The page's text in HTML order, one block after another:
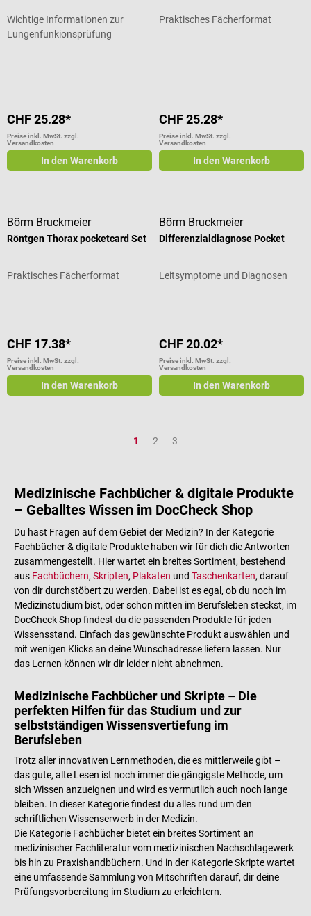
Wichtige Informationen zur
Lungenfunkionsprüfung
CHF 25.28*
Preise inkl. MwSt. zzgl.
Versandkosten
In den Warenkorb
Praktisches Fächerformat
CHF 25.28*
Preise inkl. MwSt. zzgl.
Versandkosten
In den Warenkorb
Börm Bruckmeier
Röntgen Thorax pocketcard Set
Praktisches Fächerformat
CHF 17.38*
Preise inkl. MwSt. zzgl.
Versandkosten
In den Warenkorb
Börm Bruckmeier
Differenzialdiagnose Pocket
Leitsymptome und Diagnosen
CHF 20.02*
Preise inkl. MwSt. zzgl.
Versandkosten
In den Warenkorb
Seite
1 Seite
2 Seite
3
Medizinische Fachbücher & digitale Produkte
– Geballtes Wissen im DocCheck Shop
Du hast Fragen auf dem Gebiet der Medizin? In der Kategorie
Fachbücher & digitale Produkte haben wir für dich die Antworten
zusammengestellt. Hier wartet ein breites Sortiment, bestehend
aus Fachbüchern, Skripten, Plakaten und Taschenkarten, darauf
von dir durchstöbert zu werden. Dabei ist es egal, ob du noch im
Medizinstudium bist, oder schon mitten im Berufsleben steckst, im
DocCheck Shop findest du die passenden Produkte für jeden
Wissensstand. Einfach das gewünschte Produkt auswählen und
mit wenigen Klicks an deine Wunschadresse liefern lassen. Nur
das Lernen können wir dir leider nicht abnehmen.
Medizinische Fachbücher und Skripte – Die
perfekten Hilfen für das Studium und zur
selbstständigen Wissensvertiefung im
Berufsleben
Trotz aller innovativen Lernmethoden, die es mittlerweile gibt –
das gute, alte Lesen ist noch immer die gängigste Methode, um
sich Wissen anzueignen und wird es vermutlich auch noch lange
bleiben. In dieser Kategorie findest du alles rund um den
schriftlichen Wissenserwerb in der Medizin.
Die Kategorie Fachbücher bietet ein breites Sortiment an
medizinischer Fachliteratur vom medizinischen Nachschlagewerk
bis hin zu Praxishandbüchern. Und in der Kategorie Skripte wartet
eine umfassende Sammlung von Mitschriften darauf, dir deine
Prüfungsvorbereitung im Studium zu erleichtern.